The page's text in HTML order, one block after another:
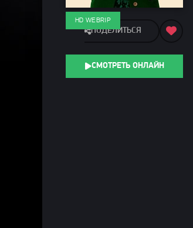
HD WEBRIP
ПОДЕЛИТЬСЯ
СМОТРЕТЬ ОНЛАЙН